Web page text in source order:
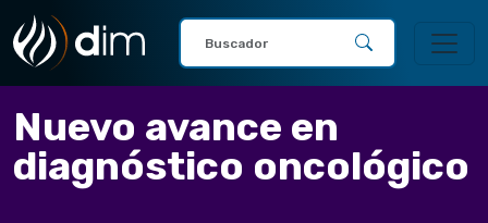
Nuevo avance en
diagnóstico oncológico